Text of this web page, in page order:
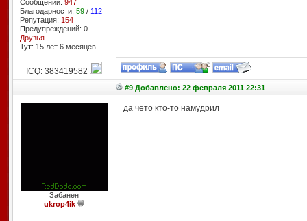
Сообщений: 947
Благодарности: 59/ 112
Репутация: 154
Предупреждений: 0
Друзья
Тут: 15 лет 6 месяцев
ICQ: 383419582
#9 Добавлено: 22 февраля 2011 22:31
Забанен
ukrop4ik
--
да чето кто-то намудрил